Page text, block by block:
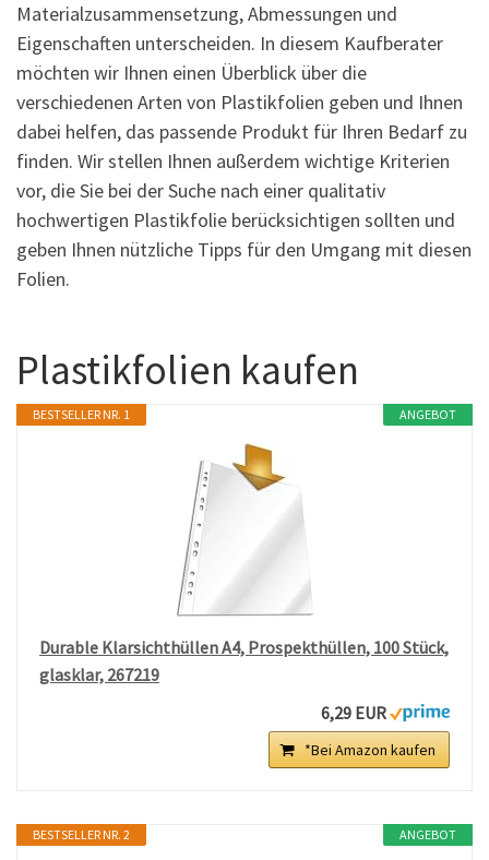
Materialzusammensetzung, Abmessungen und
Eigenschaften unterscheiden. In diesem Kaufberater
möchten wir Ihnen einen Überblick über die
verschiedenen Arten von Plastikfolien geben und Ihnen
dabei helfen, das passende Produkt für Ihren Bedarf zu
finden. Wir stellen Ihnen außerdem wichtige Kriterien
vor, die Sie bei der Suche nach einer qualitativ
hochwertigen Plastikfolie berücksichtigen sollten und
geben Ihnen nützliche Tipps für den Umgang mit diesen
Folien.
Plastikfolien kaufen
ANGEBOT
BESTSELLER NR. 1
Durable Klarsichthüllen A4, Prospekthüllen, 100 Stück,
glasklar, 267219
6,29 EUR
*Bei Amazon kaufen
ANGEBOT
BESTSELLER NR. 2